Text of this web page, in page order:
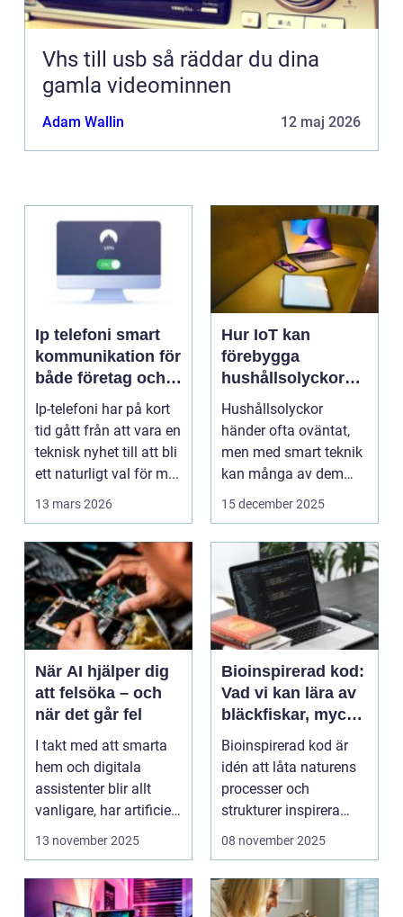
Vhs till usb så räddar du dina
gamla videominnen
Adam Wallin 12 maj 2026
Ip telefoni smart
kommunikation för
både företag och
privatpersoner
Ip-telefoni har på kort
tid gått från att vara en
teknisk nyhet till att bli
ett naturligt val för m...
13 mars 2026
Hur IoT kan
förebygga
hushållsolyckor
innan de inträffar
Hushållsolyckor
händer ofta oväntat,
men med smart teknik
kan många av dem
f&o...
15 december 2025
När AI hjälper dig
att felsöka – och
när det går fel
I takt med att smarta
hem och digitala
assistenter blir allt
vanligare, har artificiell
intelligens ...
13 november 2025
Bioinspirerad kod:
Vad vi kan lära av
bläckfiskar, mycel
och mossa när vi
bygger nya system
Bioinspirerad kod är
idén att låta naturens
processer och
strukturer inspirera
hur...
08 november 2025